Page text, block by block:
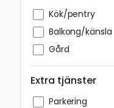
Kök/pentry
Balkong/känsla
Gård
Extra tjänster
Parkering